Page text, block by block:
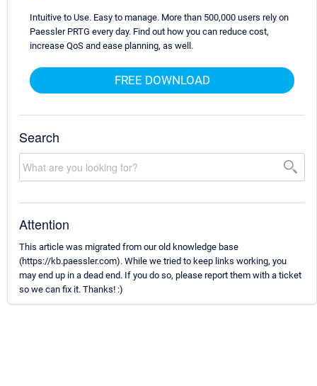
Intuitive to Use. Easy to manage. More than 500,000 users rely on
Paessler PRTG every day. Find out how you can reduce cost,
increase QoS and ease planning, as well.
FREE DOWNLOAD
Search
Attention
This article was migrated from our old knowledge base
(https://kb.paessler.com). While we tried to keep links working, you
may end up in a dead end. If you do so, please report them with a ticket
so we can fix it. Thanks! :)